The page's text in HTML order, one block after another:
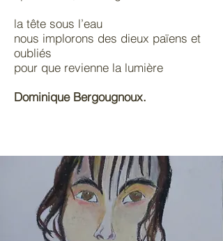
la tête sous l’eau
nous implorons des dieux païens et
oubliés
pour que revienne la lumière
Dominique Bergougnoux.